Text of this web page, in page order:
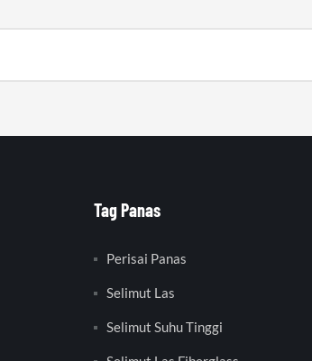
Tag Panas
Perisai Panas
Selimut Las
Selimut Suhu Tinggi